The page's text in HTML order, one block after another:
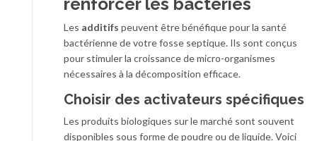
Les additifs peuvent être bénéfique pour la santé
bactérienne de votre fosse septique. Ils sont conçus
pour stimuler la croissance de micro-organismes
nécessaires à la décomposition efficace.
Choisir des activateurs spécifiques
Les produits biologiques sur le marché sont souvent
disponibles sous forme de poudre ou de liquide. Voici